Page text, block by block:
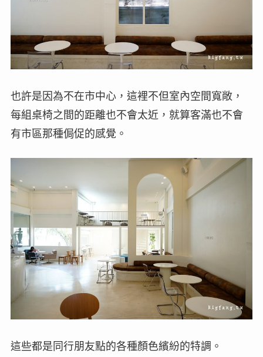
也許是因為不在市中心，這裡不但室內空間寬敞，
每組桌椅之間的距離也不會太近，就算客滿也不會
有市區那種侷促的感覺。
這些都是同行朋友點的各種顏色繽紛的特調。